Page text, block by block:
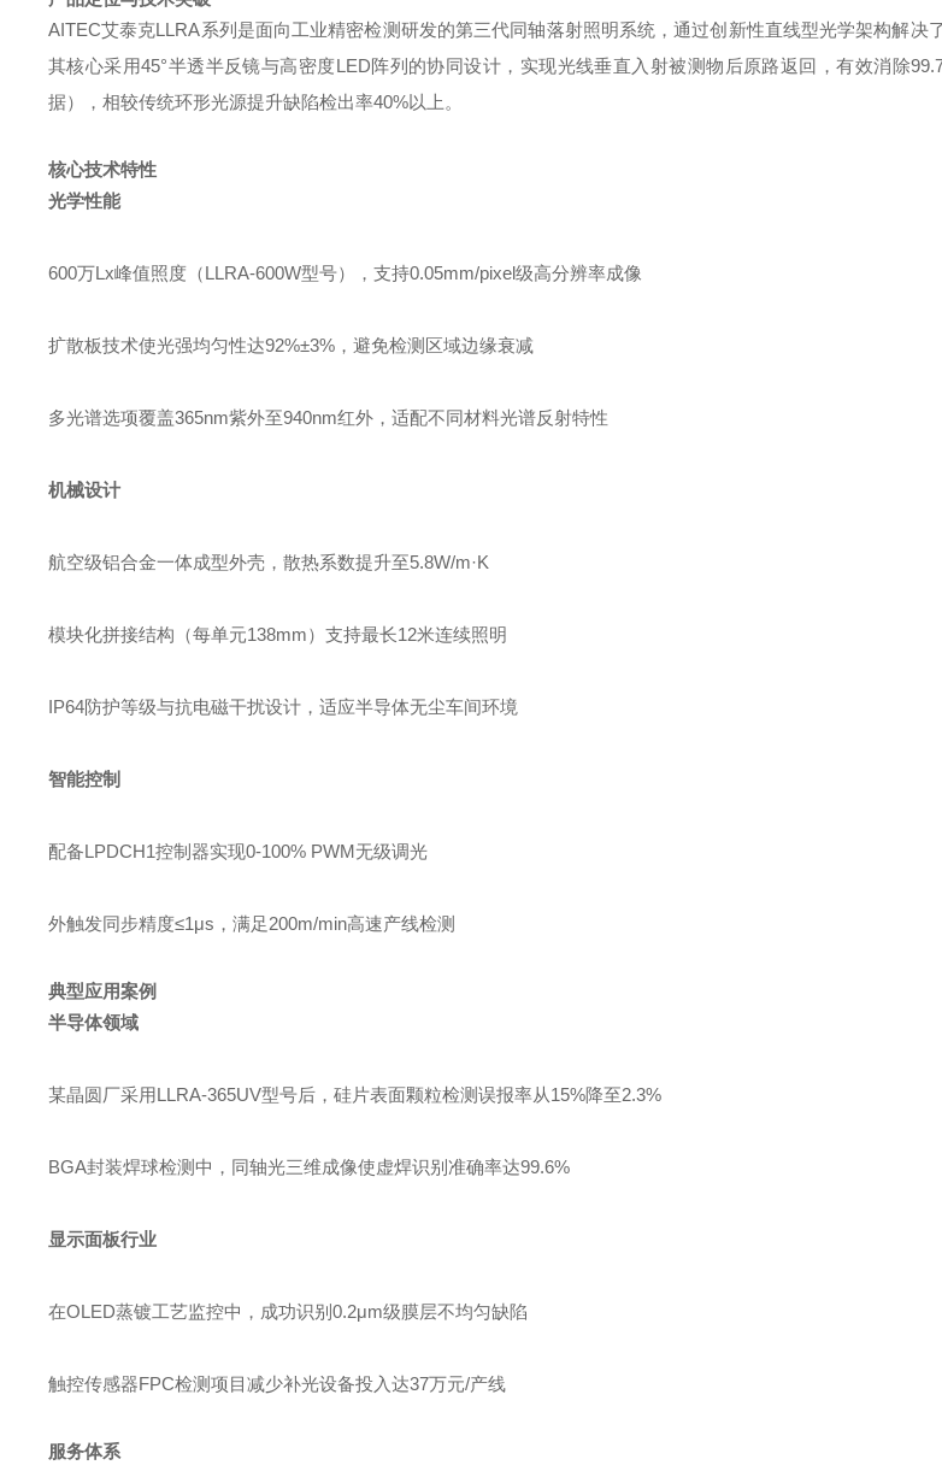
AITEC艾泰克LLRA系列是面向工业精密检测研发的第三代同轴落射照明系统，通过创新性直线型光学架构解决
其核心采用45°半透半反镜与高密度LED阵列的协同设计，实现光线垂直入射被测物后原路返回，有效消除
据），相较传统环形光源提升缺陷检出率40%以上。
核心技术特性
光学性能
600万Lx峰值照度（LLRA-600W型号），支持0.05mm/pixel级高分辨率成像
扩散板技术使光强均匀性达92%±3%，避免检测区域边缘衰减
多光谱选项覆盖365nm紫外至940nm红外，适配不同材料光谱反射特性
机械设计
航空级铝合金一体成型外壳，散热系数提升至5.8W/m·K
模块化拼接结构（每单元138mm）支持最长12米连续照明
IP64防护等级与抗电磁干扰设计，适应半导体无尘车间环境
智能控制
配备LPDCH1控制器实现0-100% PWM无级调光
外触发同步精度≤1μs，满足200m/min高速产线检测
典型应用案例
半导体领域
某晶圆厂采用LLRA-365UV型号后，硅片表面颗粒检测误报率从15%降至2.3%
BGA封装焊球检测中，同轴光三维成像使虚焊识别准确率达99.6%
显示面板行业
在OLED蒸镀工艺监控中，成功识别0.2μm级膜层不均匀缺陷
触控传感器FPC检测项目减少补光设备投入达37万元/产线
服务体系